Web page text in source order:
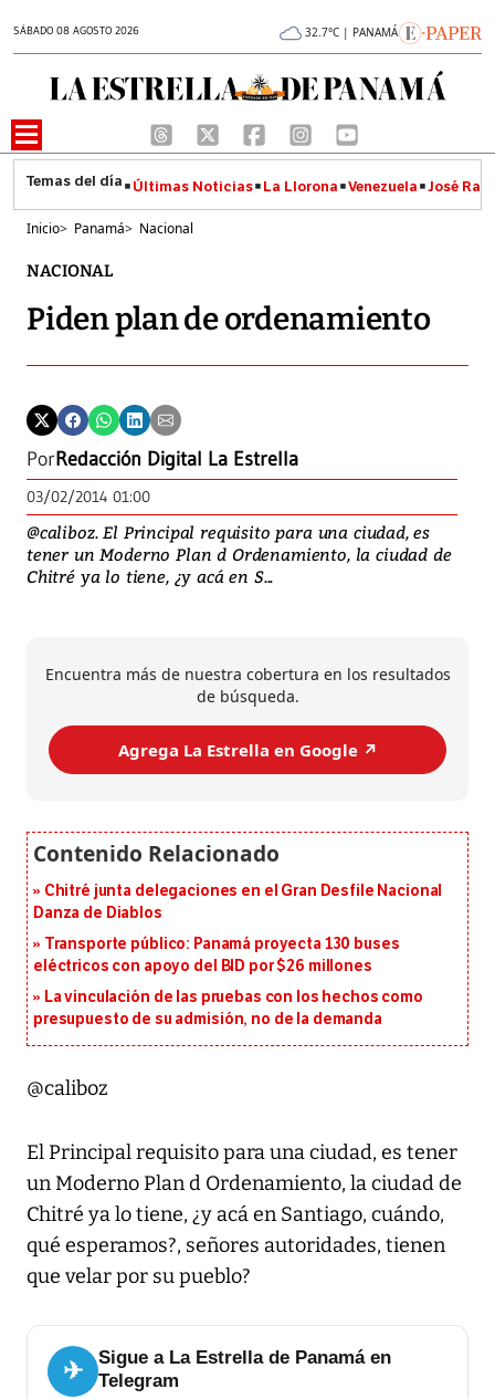
SÁBADO 08 AGOSTO 2026 32.7°C | PANAMÁ
Últimas Noticias La Llorona Venezuela José
Inicio> Panamá> Nacional
NACIONAL
Piden plan de ordenamiento
PorRedacción Digital La Estrella
03/02/2014 01:00
@caliboz. El Principal requisito para una ciudad, es
tener un Moderno Plan d Ordenamiento, la ciudad de
Chitré ya lo tiene, ¿y acá en S...
Encuentra más de nuestra cobertura en los resultados
de búsqueda.
Agrega La Estrella en Google ↗️
Chitré junta delegaciones en el Gran Desfile Nacional
Danza de Diablos
Transporte público: Panamá proyecta 130 buses
eléctricos con apoyo del BID por $26 millones
La vinculación de las pruebas con los hechos como
presupuesto de su admisión, no de la demanda
@caliboz
El Principal requisito para una ciudad, es tener
un Moderno Plan d Ordenamiento, la ciudad de
Chitré ya lo tiene, ¿y acá en Santiago, cuándo,
qué esperamos?, señores autoridades, tienen
que velar por su pueblo?
✈
Sigue a La Estrella de Panamá en
Telegram